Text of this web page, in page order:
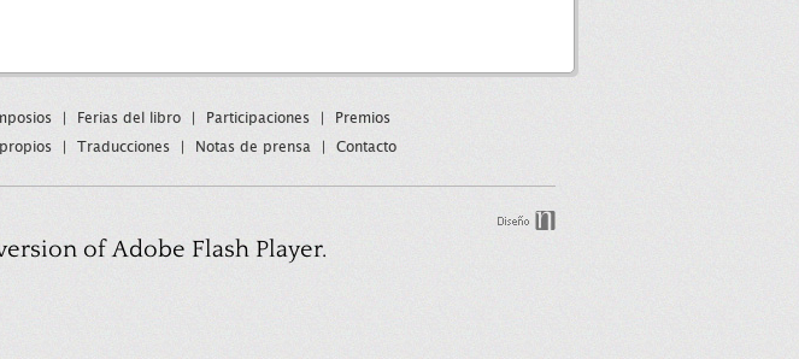
Ferias del libro Participaciones
Premios
Traducciones Notas de prensa Contacto
of Adobe Flash Player.